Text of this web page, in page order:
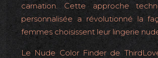
carnation. Cette approche
personnalisée a révolutionné la
femmes choisissent leur lingerie
Le Nude Color Finder de